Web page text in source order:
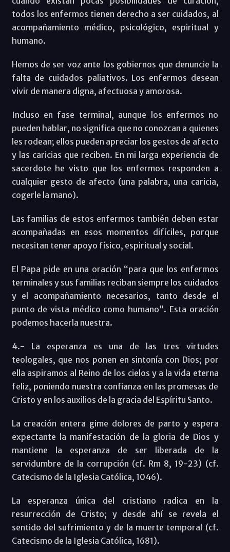
todos los enfermos tienen derecho a ser cuidados, al
acompañamiento médico, psicológico, espiritual y
humano.
Hemos de ser voz ante los gobiernos que denuncie la
falta de cuidados paliativos. Los enfermos desean
vivir de manera digna, afectuosa y amorosa.
Incluso en fase terminal, aunque los enfermos no
pueden hablar, no significa que no conozcan a quienes
les rodean; ellos pueden apreciar los gestos de afecto
y las caricias que reciben. En mi larga experiencia de
sacerdote he visto que los enfermos responden a
cualquier gesto de afecto (una palabra, una caricia,
cogerle la mano).
Las familias de estos enfermos también deben estar
acompañadas en esos momentos difíciles, porque
necesitan tener apoyo físico, espiritual y social.
El Papa pide en una oración “para que los enfermos
terminales y sus familias reciban siempre los cuidados
y el acompañamiento necesarios, tanto desde el
punto de vista médico como humano”. Esta oración
podemos hacerla nuestra.
4.- La esperanza es una de las tres virtudes
teologales, que nos ponen en sintonía con Dios; por
ella aspiramos al Reino de los cielos y a la vida eterna
feliz, poniendo nuestra confianza en las promesas de
Cristo y en los auxilios de la gracia del Espíritu Santo.
La creación entera gime dolores de parto y espera
expectante la manifestación de la gloria de Dios y
mantiene la esperanza de ser liberada de la
servidumbre de la corrupción (cf. Rm 8, 19-23) (cf.
Catecismo de la Iglesia Católica, 1046).
La esperanza única del cristiano radica en la
resurrección de Cristo; y desde ahí se revela el
sentido del sufrimiento y de la muerte temporal (cf.
Catecismo de la Iglesia Católica, 1681).